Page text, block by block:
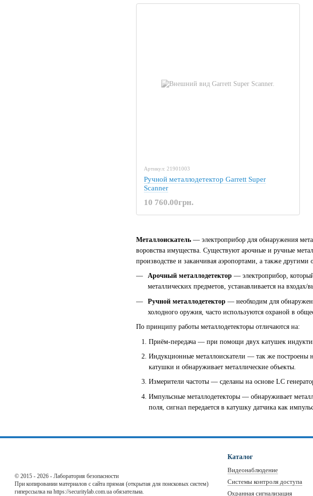
Артикул: 21901003
Ручной металлодетектор Garrett Super
Scanner
10 760.00грн.
Металлоискатель — электроприбор для обнаружения
воровства имущества. Существуют арочные и ручные
производстве и заканчивая аэропортами, а также
Арочный металлодетектор — электроприбор,
металлических предметов, устанавливается на входах/
Ручной металлодетектор — необходим для
холодного оружия, часто используются охраной в
По принципу работы металлодетекторы отличаются на:
Приём-передача — при помощи двух катушек
Индукционные металлоискатели — так же построены
катушки и обнаруживает металлические объекты.
Измерители частоты — сделаны на основе LC
Импульсные металлодетекторы — обнаруживает
поля, сигнал передается в катушку датчика как
© 2015 - 2026 - Лаборатория безопасности
При копировании материалов с сайта прямая (открытая для поисковых систем)
гиперссылка на https://securitylab.com.ua обязательна.
Каталог
Видеонаблюдение
Системы контроля доступа
Охранная сигнализация